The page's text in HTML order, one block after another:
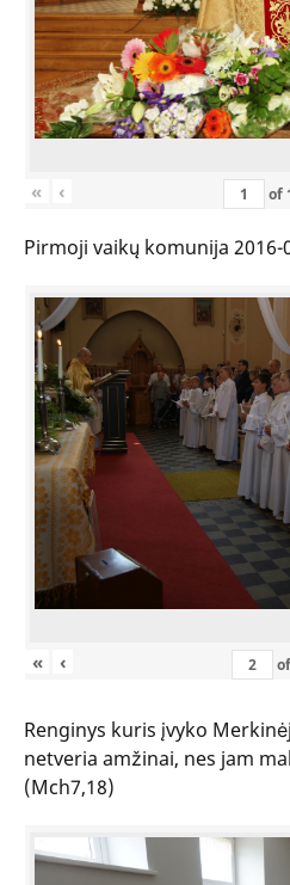
« ‹ of
Pirmoji vaikų komunija 2016-
« ‹ of
Renginys kuris įvyko
netveria amžinai, nes jam
(Mch7,18)